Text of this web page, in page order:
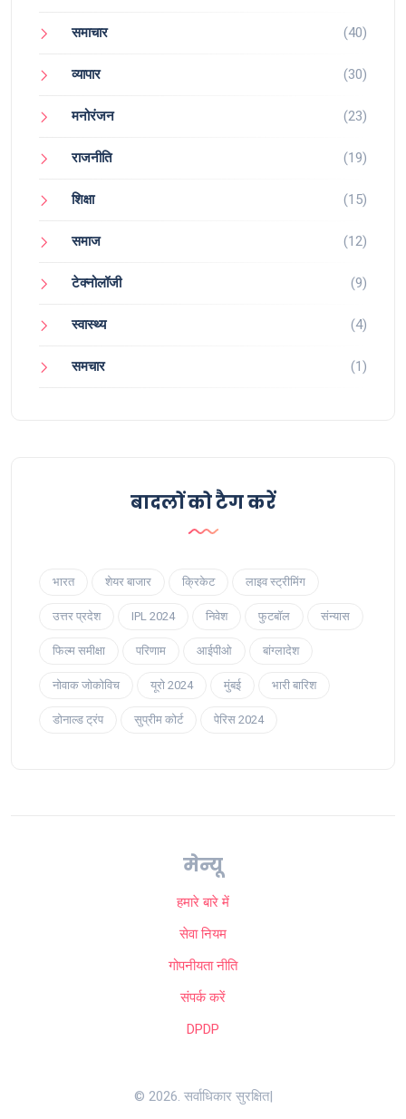
समाचार (40)
व्यापार (30)
मनोरंजन (23)
राजनीति (19)
शिक्षा (15)
समाज (12)
टेक्नोलॉजी (9)
स्वास्थ्य (4)
समचार (1)
बादलों को टैग करें
भारत शेयर बाजार क्रिकेट लाइव स्ट्रीमिंग
उत्तर प्रदेश IPL 2024 निवेश फुटबॉल संन्यास
फिल्म समीक्षा परिणाम आईपीओ बांग्लादेश
नोवाक जोकोविच यूरो 2024 मुंबई भारी बारिश
डोनाल्ड ट्रंप सुप्रीम कोर्ट पेरिस 2024
मेन्यू
हमारे बारे में
सेवा नियम
गोपनीयता नीति
संपर्क करें
DPDP
© 2026. सर्वाधिकार सुरक्षित|